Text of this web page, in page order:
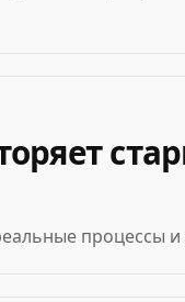
процессы